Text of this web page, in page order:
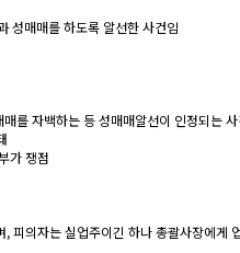
성매매를 하도록 알선한 사건임
를 자백하는 등 성매매알선이 인정되는 사
가 쟁점
피의자는 실업주이긴 하나 총괄사장에